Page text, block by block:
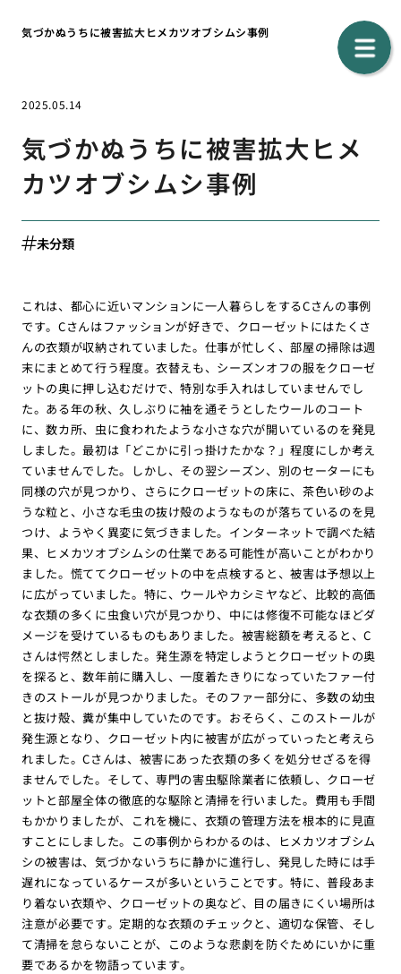
気づかぬうちに被害拡大ヒメカツオブシムシ事例
2025.05.14
気づかぬうちに被害拡大ヒメ
カツオブシムシ事例
未分類
これは、都心に近いマンションに一人暮らしをするCさんの事例
です。Cさんはファッションが好きで、クローゼットにはたくさ
んの衣類が収納されていました。仕事が忙しく、部屋の掃除は週
末にまとめて行う程度。衣替えも、シーズンオフの服をクローゼ
ットの奥に押し込むだけで、特別な手入れはしていませんでし
た。ある年の秋、久しぶりに袖を通そうとしたウールのコート
に、数カ所、虫に食われたような小さな穴が開いているのを発見
しました。最初は「どこかに引っ掛けたかな？」程度にしか考え
ていませんでした。しかし、その翌シーズン、別のセーターにも
同様の穴が見つかり、さらにクローゼットの床に、茶色い砂のよ
うな粒と、小さな毛虫の抜け殻のようなものが落ちているのを見
つけ、ようやく異変に気づきました。インターネットで調べた結
果、ヒメカツオブシムシの仕業である可能性が高いことがわかり
ました。慌ててクローゼットの中を点検すると、被害は予想以上
に広がっていました。特に、ウールやカシミヤなど、比較的高価
な衣類の多くに虫食い穴が見つかり、中には修復不可能なほどダ
メージを受けているものもありました。被害総額を考えると、C
さんは愕然としました。発生源を特定しようとクローゼットの奥
を探ると、数年前に購入し、一度着たきりになっていたファー付
きのストールが見つかりました。そのファー部分に、多数の幼虫
と抜け殻、糞が集中していたのです。おそらく、このストールが
発生源となり、クローゼット内に被害が広がっていったと考えら
れました。Cさんは、被害にあった衣類の多くを処分せざるを得
ませんでした。そして、専門の害虫駆除業者に依頼し、クローゼ
ットと部屋全体の徹底的な駆除と清掃を行いました。費用も手間
もかかりましたが、これを機に、衣類の管理方法を根本的に見直
すことにしました。この事例からわかるのは、ヒメカツオブシム
シの被害は、気づかないうちに静かに進行し、発見した時には手
遅れになっているケースが多いということです。特に、普段あま
り着ない衣類や、クローゼットの奥など、目の届きにくい場所は
注意が必要です。定期的な衣類のチェックと、適切な保管、そし
て清掃を怠らないことが、このような悲劇を防ぐためにいかに重
要であるかを物語っています。